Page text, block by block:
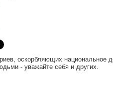
оскорбляющих национальное
- уважайте себя и других.